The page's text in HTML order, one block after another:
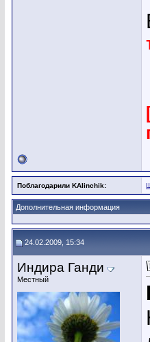
Поблагодарили KAlinchik:
Дополнительная информация
24.02.2009, 15:34
Индира Ганди
Местный